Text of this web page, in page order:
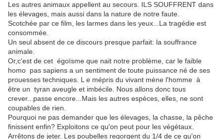
Les autres animaux appellent au secours. ILS SOUFFRENT dans
les élevages, mais aussi dans la nature de notre faute.
Scotchée par ce film, les larmes dans les yeux...La tragédie est
consommée.
Un seul absent de ce discours presque parfait: la souffrance
animale.
Or,c'est de cet égoïsme que nait notre problème, car le faible
homo pas sapiens a un sentiment de toute puissance né de ses
prouesses techniques. L e mépris du vivant mène l'homme à
être un tyran aveugle et imbécile. Nous allons donc tous
crever...passe encore...Mais les autres espèces, elles, ne sont
coupables de rien.
Pourquoi ne pas demander que les élevages, la chasse, la pêche
finissent enfin? Exploitons ce qu'on peut pour les végétaux.
Arrêtons de jeter. Les poubelles regorgent du 1/4 de ce qu'on